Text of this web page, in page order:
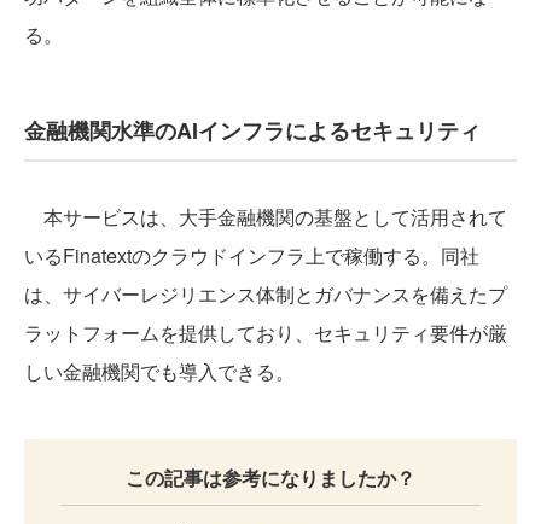
る。
金融機関水準のAIインフラによるセキュリティ
本サービスは、大手金融機関の基盤として活用されて
いるFinatextのクラウドインフラ上で稼働する。同社
は、サイバーレジリエンス体制とガバナンスを備えたプ
ラットフォームを提供しており、セキュリティ要件が厳
しい金融機関でも導入できる。
この記事は参考になりましたか？